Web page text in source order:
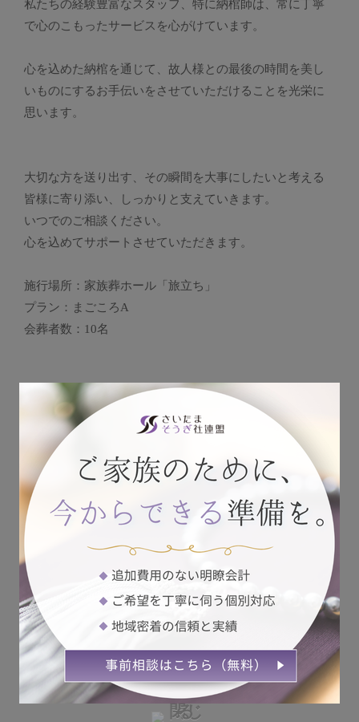
私たちの経験豊富なスタッフ、特に納棺師は、常に丁寧
で心のこもったサービスを心がけています。
心を込めた納棺を通じて、故人様との最後の時間を美し
いものにするお手伝いをさせていただけることを光栄に
思います。
大切な方を送り出す、その瞬間を大事にしたいと考える
皆様に寄り添い、しっかりと支えていきます。
いつでのご相談ください。
心を込めてサポートさせていただきます。
施行場所：家族葬ホール「旅立ち」
プラン：まごころA
会葬者数：10名
この見積書は参考事例です。
家族葬ホール「旅立ち」でのお葬儀をお考えでしたら、
ご納得のいくご提案をさせていただきます。
∴‥∵‥∴‥∵‥∴‥∴‥∵‥∴‥∵‥∴‥∵‥∴
大切な人を思う気持ちを心を込めて形にします。
さいたまそうぎ社連盟
埼玉県さいたま市岩槻区本宿224-1
tel 0120-5940-99
fax 048-749-8556
https://saitama-sougi.co.jp/
∴‥∵‥∴‥∵‥∴‥∴‥∵‥∴‥∵‥∴‥∵‥∴
一覧へ